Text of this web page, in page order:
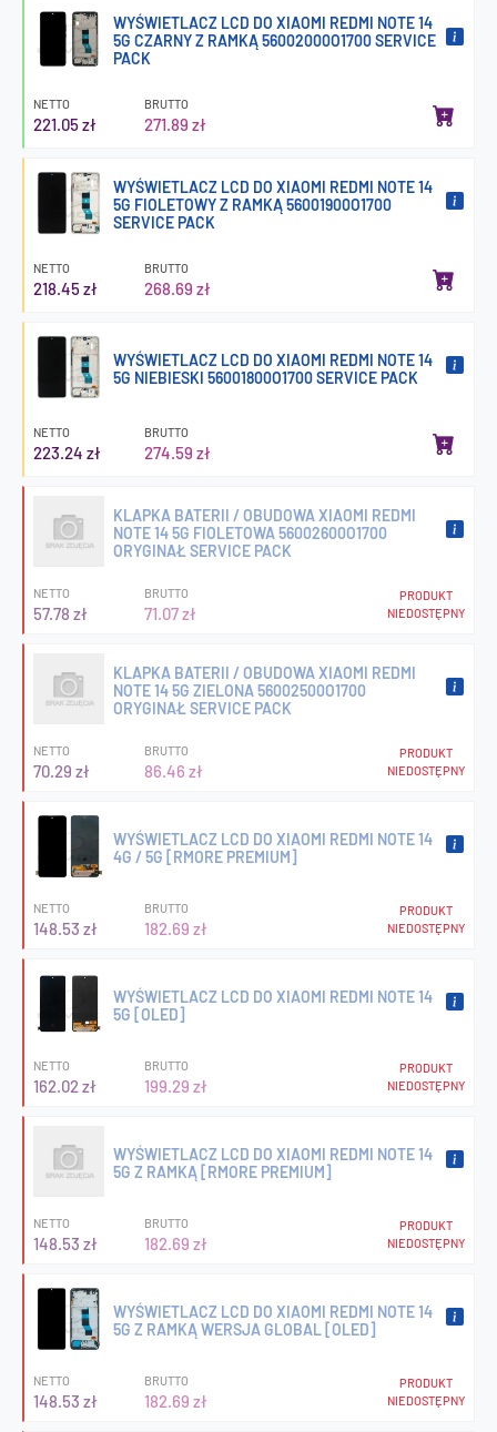
WYŚWIETLACZ LCD DO XIAOMI REDMI NOTE 14
5G CZARNY Z RAMKĄ 56002000O1700 SERVICE
PACK
NETTO
221.05 zł
BRUTTO
271.89 zł
WYŚWIETLACZ LCD DO XIAOMI REDMI NOTE 14
5G FIOLETOWY Z RAMKĄ 56001900O1700
SERVICE PACK
NETTO
218.45 zł
BRUTTO
268.69 zł
WYŚWIETLACZ LCD DO XIAOMI REDMI NOTE 14
5G NIEBIESKI 56001800O1700 SERVICE PACK
NETTO
223.24 zł
BRUTTO
274.59 zł
KLAPKA BATERII / OBUDOWA XIAOMI REDMI
NOTE 14 5G FIOLETOWA 56002600O1700
ORYGINAŁ SERVICE PACK
NETTO
57.78 zł
BRUTTO
71.07 zł
PRODUKT
NIEDOSTĘPNY
KLAPKA BATERII / OBUDOWA XIAOMI REDMI
NOTE 14 5G ZIELONA 56002500O1700
ORYGINAŁ SERVICE PACK
NETTO
70.29 zł
BRUTTO
86.46 zł
PRODUKT
NIEDOSTĘPNY
WYŚWIETLACZ LCD DO XIAOMI REDMI NOTE 14
4G / 5G [RMORE PREMIUM]
NETTO
148.53 zł
BRUTTO
182.69 zł
PRODUKT
NIEDOSTĘPNY
WYŚWIETLACZ LCD DO XIAOMI REDMI NOTE 14
5G [OLED]
NETTO
162.02 zł
BRUTTO
199.29 zł
PRODUKT
NIEDOSTĘPNY
WYŚWIETLACZ LCD DO XIAOMI REDMI NOTE 14
5G Z RAMKĄ [RMORE PREMIUM]
NETTO
148.53 zł
BRUTTO
182.69 zł
PRODUKT
NIEDOSTĘPNY
WYŚWIETLACZ LCD DO XIAOMI REDMI NOTE 14
5G Z RAMKĄ WERSJA GLOBAL [OLED]
NETTO
148.53 zł
BRUTTO
182.69 zł
PRODUKT
NIEDOSTĘPNY